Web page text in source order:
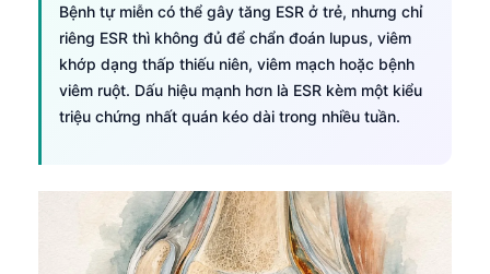
Bệnh tự miễn có thể gây tăng ESR ở trẻ, nhưng chỉ
riêng ESR thì không đủ để chẩn đoán lupus, viêm
khớp dạng thấp thiếu niên, viêm mạch hoặc bệnh
viêm ruột. Dấu hiệu mạnh hơn là ESR kèm một kiểu
triệu chứng nhất quán kéo dài trong nhiều tuần.